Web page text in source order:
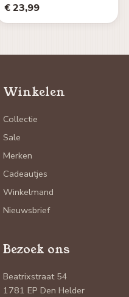
€ 23,99
Winkelen
Collectie
Sale
Merken
Cadeautjes
Winkelmand
Nieuwsbrief
Bezoek ons
Beatrixstraat 54
1781 EP Den Helder